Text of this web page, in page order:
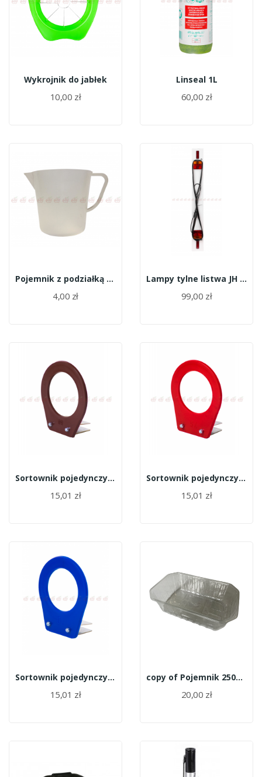
Wykrojnik do jabłek
10,00 zł
Linseal 1L
60,00 zł
Pojemnik z podziałką (miarka) 1l
4,00 zł
Lampy tylne listwa JH 110-A
99,00 zł
Sortownik pojedynczy (miarka) 8,0 cm
15,01 zł
Sortownik pojedynczy (miarka) 7,5 cm
15,01 zł
Sortownik pojedynczy (miarka) 7,0 cm
15,01 zł
copy of Pojemnik 250gr H50 (borówka) PET karton...
20,00 zł